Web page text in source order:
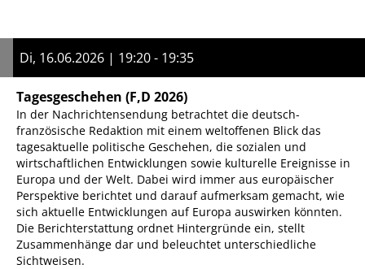
Di, 16.06.2026 | 19:20 - 19:35
Tagesgeschehen (F,D 2026)
In der Nachrichtensendung betrachtet die deutsch-
französische Redaktion mit einem weltoffenen Blick das
tagesaktuelle politische Geschehen, die sozialen und
wirtschaftlichen Entwicklungen sowie kulturelle Ereignisse in
Europa und der Welt. Dabei wird immer aus europäischer
Perspektive berichtet und darauf aufmerksam gemacht, wie
sich aktuelle Entwicklungen auf Europa auswirken könnten.
Die Berichterstattung ordnet Hintergründe ein, stellt
Zusammenhänge dar und beleuchtet unterschiedliche
Sichtweisen.